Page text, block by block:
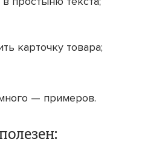
карточку товара;
— примеров.